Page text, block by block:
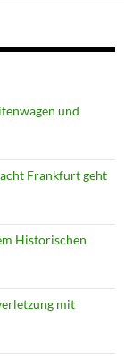
und
Frankfurt geht
Historischen
mit